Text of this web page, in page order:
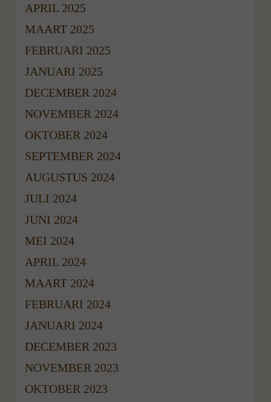
APRIL 2025
MAART 2025
FEBRUARI 2025
JANUARI 2025
DECEMBER 2024
NOVEMBER 2024
OKTOBER 2024
SEPTEMBER 2024
AUGUSTUS 2024
JULI 2024
JUNI 2024
MEI 2024
APRIL 2024
MAART 2024
FEBRUARI 2024
JANUARI 2024
DECEMBER 2023
NOVEMBER 2023
OKTOBER 2023